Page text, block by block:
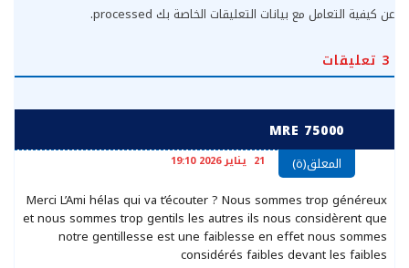
عن كيفية التعامل مع بيانات التعليقات الخاصة بك processed
.
3 تعليقات
MRE 75000
المعلق(ة) 21 يناير 2026 19:10
Merci L’Ami hélas qui va t’écouter ? Nous sommes trop généreux
et nous sommes trop gentils les autres ils nous considèrent que
notre gentillesse est une faiblesse en effet nous sommes
considérés faibles devant les faibles